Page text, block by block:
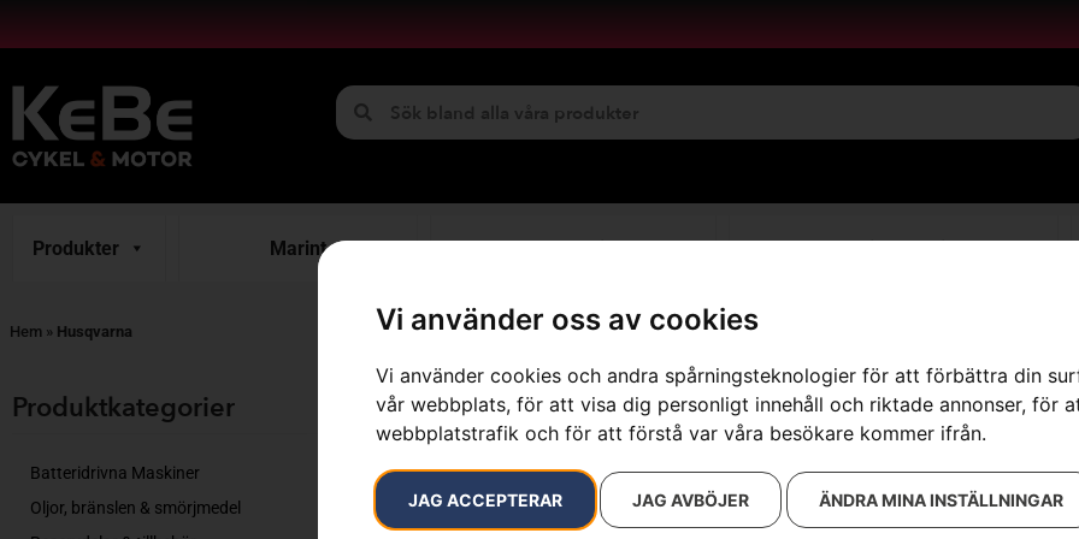
Vi använder oss av cookies
Vi använder cookies och andra spårningsteknologier för att förbättra din
vår webbplats, för att visa dig personligt innehåll och riktade annonser, för
webbplatstrafik och för att förstå var våra besökare kommer ifrån.
JAG ACCEPTERAR JAG AVBÖJER ÄNDRA MINA INSTÄLLNINGAR
Produkter Marint
Hem » Husqvarna
Produktkategorier​
Batteridrivna Maskiner
Oljor, bränslen & smörjmedel
Visar 1–12 av 1086 resultat